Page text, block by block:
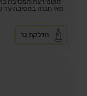
מאי חגגה במסיבה עד
הדלקת נר